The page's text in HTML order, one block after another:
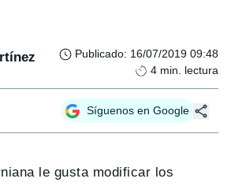
Publicado: 16/07/2019 09:48
4 min. lectura
Síguenos en Google
le gusta modificar los